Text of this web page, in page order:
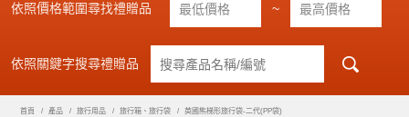
依照價格範圍尋找禮贈品 ~
依照關鍵字搜尋禮贈品
首頁 產品 旅行用品 旅行箱、旅行袋 英國熊梯形旅行袋-二代(PP袋)